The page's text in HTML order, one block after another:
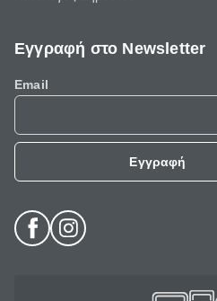
Εγγραφή στο Newsletter
Email
Εγγραφή